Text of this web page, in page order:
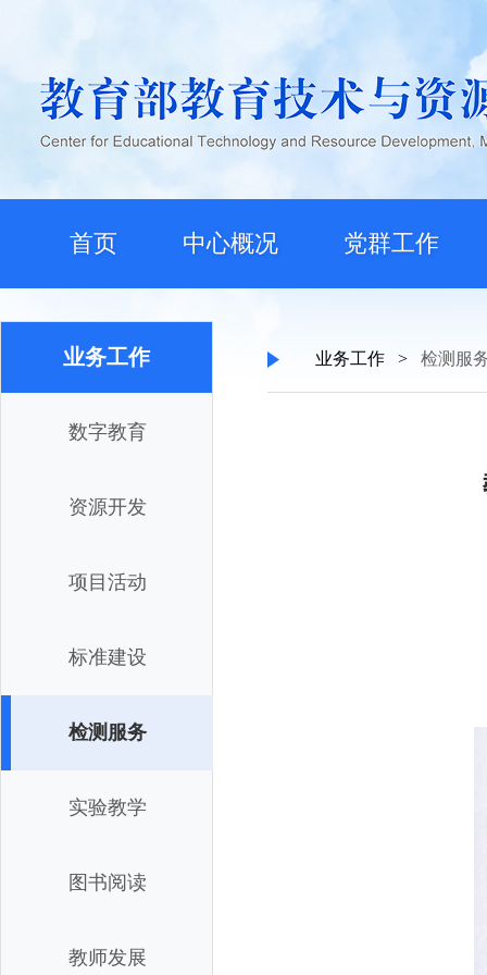
首页 中心概况 党群工作
业务工作
数字教育
资源开发
项目活动
标准建设
检测服务
实验教学
图书阅读
教师发展
业务工作 > 检测服